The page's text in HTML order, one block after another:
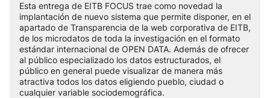
Esta entrega de EITB FOCUS trae como novedad la
implantación de nuevo sistema que permite disponer, en el
apartado de Transparencia de la web corporativa de EITB,
de los microdatos de toda la investigación en el formato
estándar internacional de OPEN DATA. Además de ofrecer
al público especializado los datos estructurados, el
público en general puede visualizar de manera más
atractiva todos los datos eligiendo pueblo, ciudad o
cualquier variable sociodemográfica.